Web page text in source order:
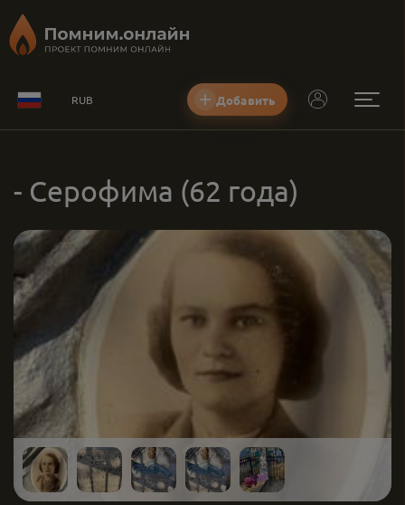
RUB Добавить
- Серофима (62 года)